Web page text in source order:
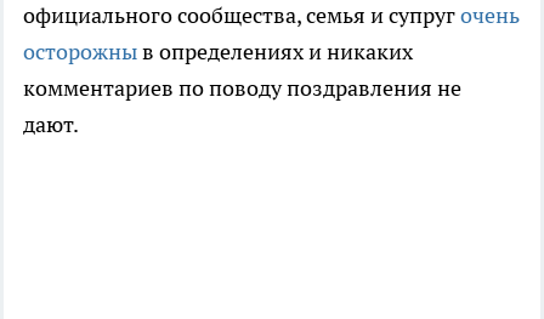
официального сообщества, семья и супругочень
осторожныв определениях и никаких
комментариев по поводу поздравления не
дают.